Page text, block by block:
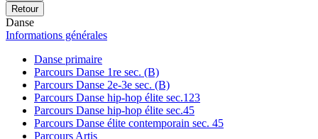
Retour
Danse
Informations générales
Danse primaire
Parcours Danse 1re sec. (B)
Parcours Danse 2e-3e sec. (B)
Parcours Danse hip-hop élite sec.123
Parcours Danse hip-hop élite sec.45
Parcours Danse élite contemporain sec. 45
Parcours Artis